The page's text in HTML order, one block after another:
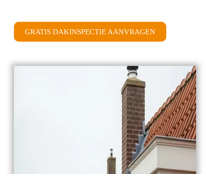
GRATIS DAKINSPECTIE AANVRAGEN